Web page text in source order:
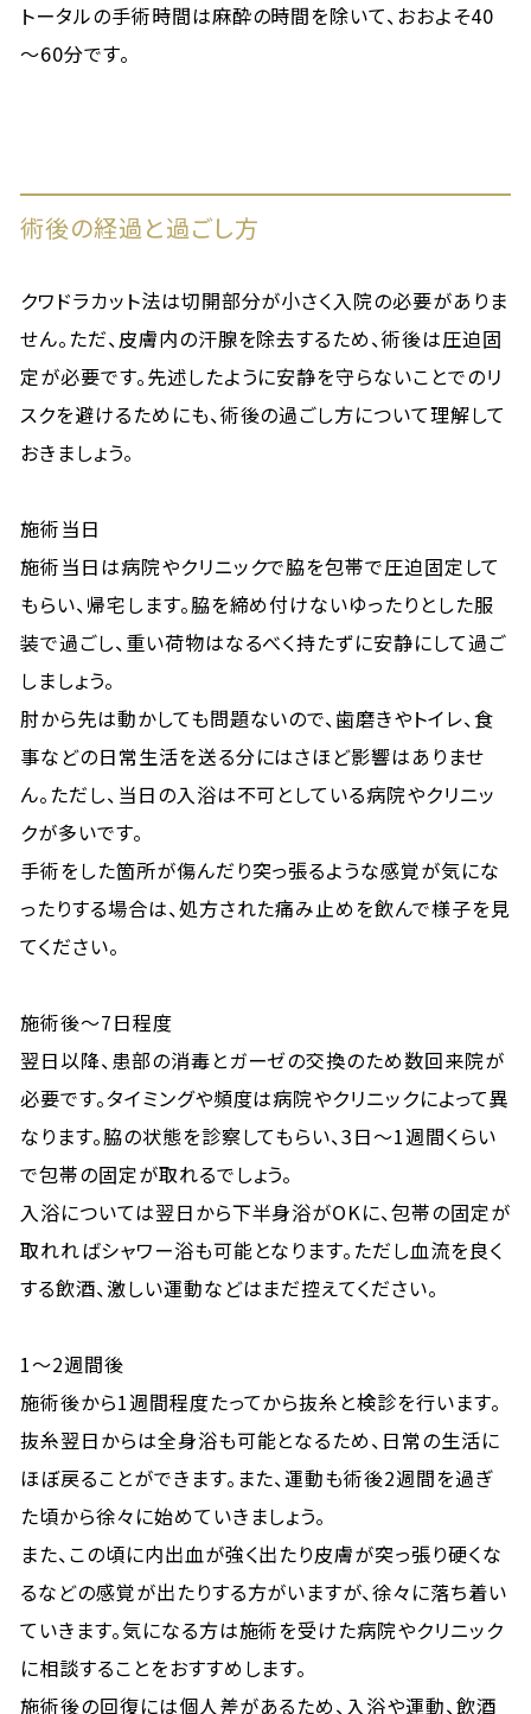
トータルの手術時間は麻酔の時間を除いて、おおよそ40
～60分です。
術後の経過と過ごし方
クワドラカット法は切開部分が小さく入院の必要がありま
せん。ただ、皮膚内の汗腺を除去するため、術後は圧迫固
定が必要です。先述したように安静を守らないことでのリ
スクを避けるためにも、術後の過ごし方について理解して
おきましょう。
施術当日
施術当日は病院やクリニックで脇を包帯で圧迫固定して
もらい、帰宅します。脇を締め付けないゆったりとした服
装で過ごし、重い荷物はなるべく持たずに安静にして過ご
しましょう。
肘から先は動かしても問題ないので、歯磨きやトイレ、食
事などの日常生活を送る分にはさほど影響はありませ
ん。ただし、当日の入浴は不可としている病院やクリニッ
クが多いです。
手術をした箇所が傷んだり突っ張るような感覚が気にな
ったりする場合は、処方された痛み止めを飲んで様子を見
てください。
施術後～7日程度
翌日以降、患部の消毒とガーゼの交換のため数回来院が
必要です。タイミングや頻度は病院やクリニックによって異
なります。脇の状態を診察してもらい、3日～1週間くらい
で包帯の固定が取れるでしょう。
入浴については翌日から下半身浴がOKに、包帯の固定が
取れればシャワー浴も可能となります。ただし血流を良く
する飲酒、激しい運動などはまだ控えてください。
1～2週間後
施術後から1週間程度たってから抜糸と検診を行います。
抜糸翌日からは全身浴も可能となるため、日常の生活に
ほぼ戻ることができます。また、運動も術後2週間を過ぎ
た頃から徐々に始めていきましょう。
また、この頃に内出血が強く出たり皮膚が突っ張り硬くな
るなどの感覚が出たりする方がいますが、徐々に落ち着い
ていきます。気になる方は施術を受けた病院やクリニック
に相談することをおすすめします。
施術後の回復には個人差があるため、入浴や運動、飲酒